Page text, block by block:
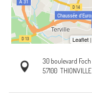
30 boulevard Foch
57100 THIONVILLE